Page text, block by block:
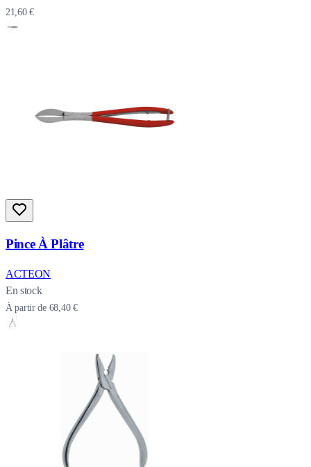
21,60 €
Pince À Plâtre
ACTEON
En stock
À partir de 68,40 €